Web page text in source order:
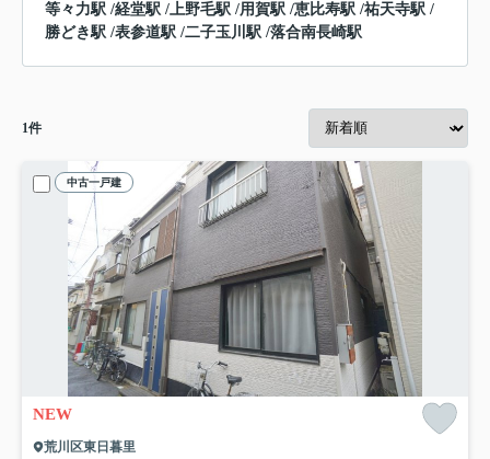
等々力駅 /経堂駅 /上野毛駅 /用賀駅 /恵比寿駅 /祐天寺駅 /
勝どき駅 /表参道駅 /二子玉川駅 /落合南長崎駅
1件
中古一戸建
NEW
荒川区東日暮里